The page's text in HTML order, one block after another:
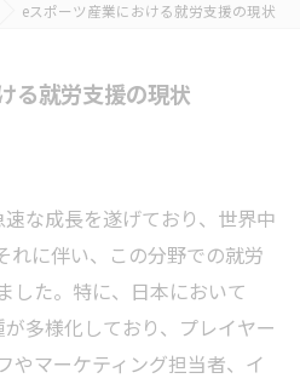
eスポーツ産業における就労支援の現状
る就労支援の現状
な成長を遂げており、世界中
れに伴い、この分野での就労
した。特に、日本において
多様化しており、プレイヤー
やマーケティング担当者、イ